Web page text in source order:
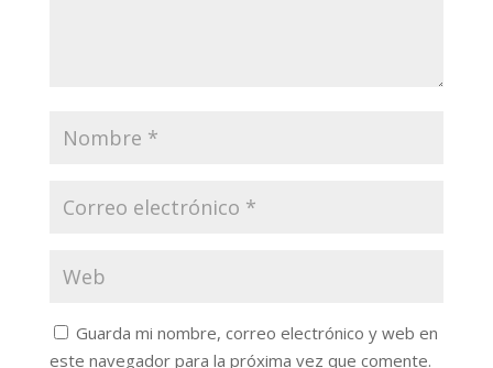
Guarda mi nombre, correo electrónico y web en
este navegador para la próxima vez que comente.